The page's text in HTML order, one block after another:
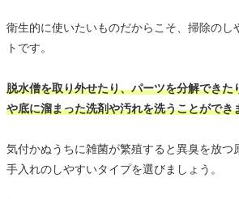
衛生的に使いたいものだからこそ、掃除のし
トです。
脱水僧を取り外せたり、パーツを分解できた
や底に溜まった洗剤や汚れを洗うことができ
気付かぬうちに雑菌が繁殖すると異臭を放つ
手入れのしやすいタイプを選びましょう。